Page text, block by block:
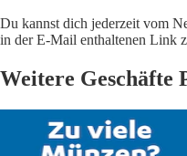
Du kannst dich jederzeit vom
in der E-Mail enthaltenen Link
Weitere Geschäfte